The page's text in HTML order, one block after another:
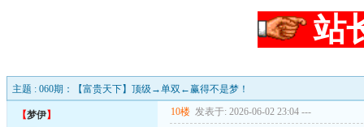
站
主题 : 060期：【富贵天下】顶级→单双←赢得不是梦！
【梦伊】 10楼 发表于: 2026-06-02 23:04 ---